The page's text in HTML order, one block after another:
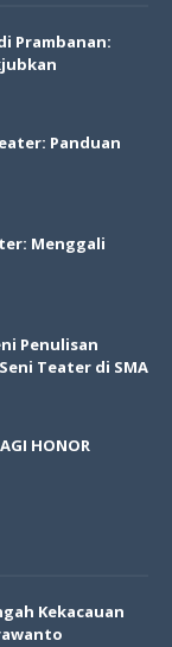
Prambanan:
Panduan
Menggali
Penulisan
Teater di SMA
HONOR
Kekacauan